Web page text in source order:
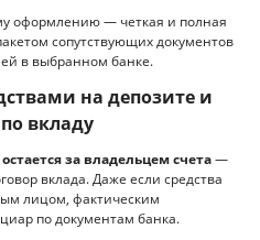
оформлению — четкая и полная
сопутствующих документов
в выбранном банке.
на депозите и
вкладу
за владельцем счета—
вклада. Даже если средства
лицом, фактическим
по документам банка.